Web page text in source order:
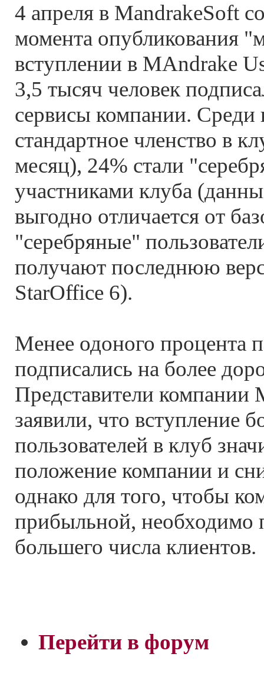
4 апреля в MandrakeSoft
момента опубликования
вступлении в MAndrake
3,5 тысяч человек
сервисы компании. Среди
стандартное членство в
месяц), 24% стали
участниками клуба
выгодно отличается от
"серебряные"
получают последнюю
StarOffice 6).
Менее одоного процента
подписались на более
Представители компании
заявили, что вступление
пользователей в клуб
положение компании и
однако для того, чтобы
прибыльной, необходимо
большего числа клиентов.
Перейти в форум